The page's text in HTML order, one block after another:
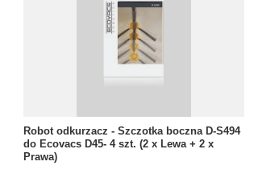
Robot odkurzacz - Szczotka boczna D-S494
do Ecovacs D45- 4 szt. (2 x Lewa + 2 x
Prawa)